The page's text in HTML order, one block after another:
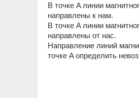
В точке A линии
направлены к нам.
В точке A линии
направлены от нас.
Направление линий
точке A определить